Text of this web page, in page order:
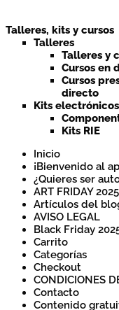
Talleres, kits y cursos
Talleres
Talleres y
Cursos en
Cursos
directo
Kits
Kits RIE
Inicio
¡Bienvenido al
¿Quieres ser
ART FRIDAY 2025
Artículos del
AVISO LEGAL
Black Friday
Carrito
Categorías
Checkout
CONDICIONES
Contacto
Contenido